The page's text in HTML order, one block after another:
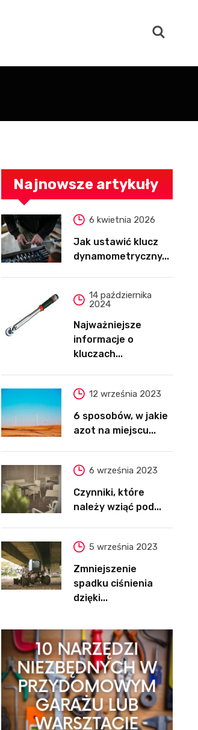
Najnowsze artykuły
6 kwietnia 2026
Jak ustawić klucz
dynamometryczny...
14 października
2024
Najważniejsze
informacje o
kluczach...
12 września 2023
6 sposobów, w jakie
azot na miejscu...
6 września 2023
Czynniki, które
należy wziąć pod...
5 września 2023
Zmniejszenie
spadku ciśnienia
dzięki...